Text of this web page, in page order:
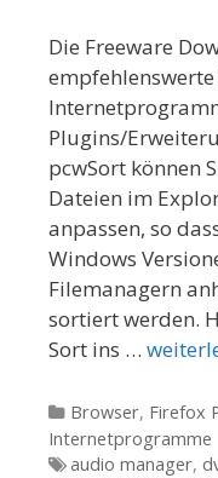
Die Freeware
Plugins/
pcwSort können
Dateien im
anpassen, so
Windows
Filemanagern
sortiert werden.
Sort ins …
Kategorien
Browser, Firefox
Internetprogramme
Tags
audio manager,